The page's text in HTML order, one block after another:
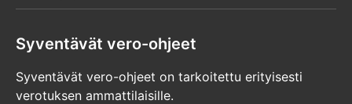
Syventävät vero-ohjeet
Syventävät vero-ohjeet on tarkoitettu erityisesti
verotuksen ammattilaisille.